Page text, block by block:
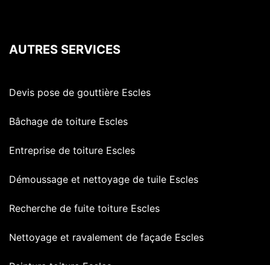
AUTRES SERVICES
Devis pose de gouttière Escles
Bâchage de toiture Escles
Entreprise de toiture Escles
Démoussage et nettoyage de tuile Escles
Recherche de fuite toiture Escles
Nettoyage et ravalement de façade Escles